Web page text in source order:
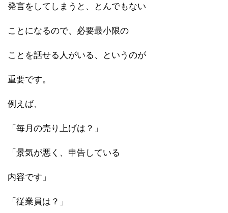
発言をしてしまうと、とんでもない
ことになるので、必要最小限の
ことを話せる人がいる、というのが
重要です。
例えば、
「毎月の売り上げは？」
「景気が悪く、申告している
内容です」
「従業員は？」